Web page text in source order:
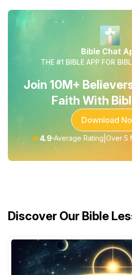
Bible Chat
THE #1 BIBLE APP FOR
Join 10M+
Faith With
Download
★4.9 Average Rating |Over 5
Discover Our Bible